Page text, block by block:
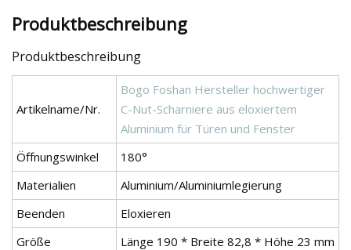
Produktbeschreibung
Produktbeschreibung
Artikelname/Nr.
Bogo Foshan Hersteller hochwertiger
C-Nut-Scharniere aus eloxiertem
Aluminium für Türen und Fenster
Öffnungswinkel
180°
Materialien
Aluminium/Aluminiumlegierung
Beenden
Eloxieren
Größe
Länge 190 * Breite 82,8 * Höhe 23 mm